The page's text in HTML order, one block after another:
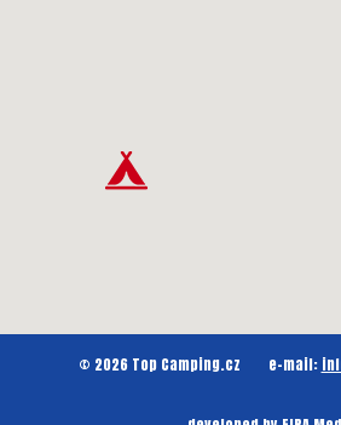
© 2026 Top Camping.cz e-mail: